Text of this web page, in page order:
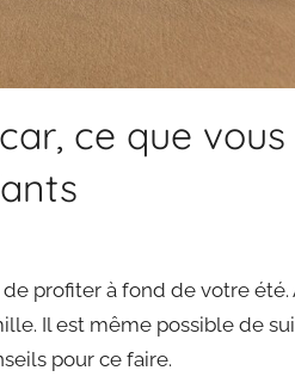
ce que vous
profiter à fond de votre été.
Il est même possible de
pour ce faire.